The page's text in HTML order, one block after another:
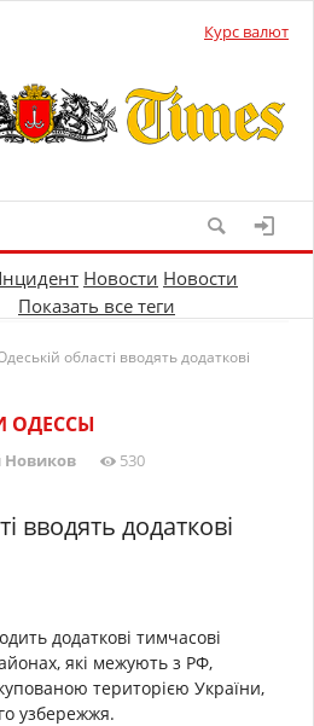
Курс валют
Новости Новости
Показать все теги
області вводять додаткові
ОДЕССЫ
Новиков
530
вводять додаткові
додаткові тимчасові
які межують з РФ,
територією України,
узбережжя.